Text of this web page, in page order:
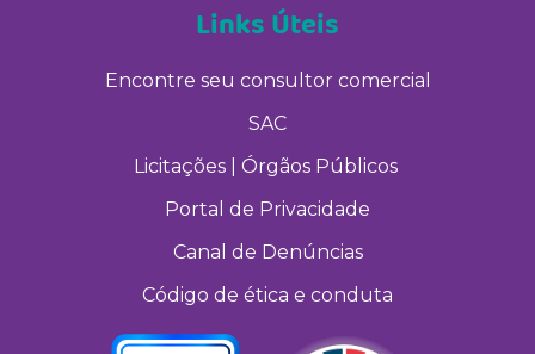
Links Úteis
Encontre seu consultor comercial
SAC
Licitações | Órgãos Públicos
Portal de Privacidade
Canal de Denúncias
Código de ética e conduta